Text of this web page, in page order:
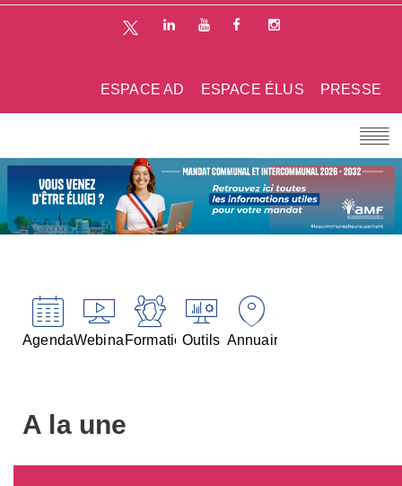
PRESSE
ESPACE ÉLUS
ESPACE AD
AgendaWebinairesFormationsOutils Annuaires
A la une